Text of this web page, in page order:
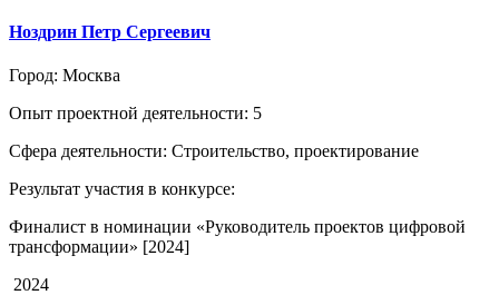
Ноздрин Петр Сергеевич
Город: Москва
Опыт проектной деятельности: 5
Сфера деятельности: Строительство, проектирование
Результат участия в конкурсе:
Финалист в номинации «Руководитель проектов цифровой
трансформации» [2024]
2024